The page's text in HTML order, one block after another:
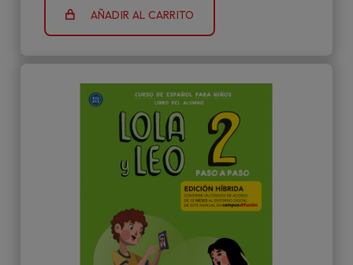
AÑADIR AL CARRITO